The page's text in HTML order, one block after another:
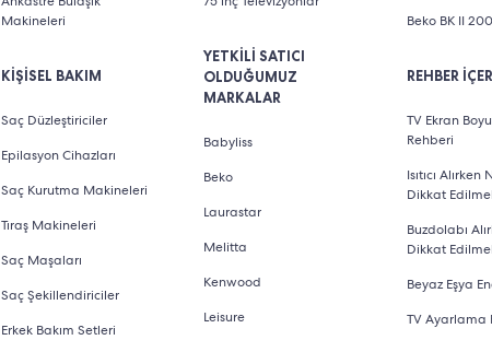
Makineleri
KİŞİSEL BAKIM
Saç Düzleştiriciler
Epilasyon Cihazları
Saç Kurutma Makineleri
Tıraş Makineleri
Saç Maşaları
Saç Şekillendiriciler
Erkek Bakım Setleri
YETKİLİ SATICI
OLDUĞUMUZ
MARKALAR
Babyliss
Beko
Laurastar
Melitta
Kenwood
Leisure
Beko BK II
REHBER
TV Ekran
Rehberi
Isıtıcı Alırken
Dikkat
Buzdolabı
Dikkat
Beyaz Eşya
TV Ayarlama